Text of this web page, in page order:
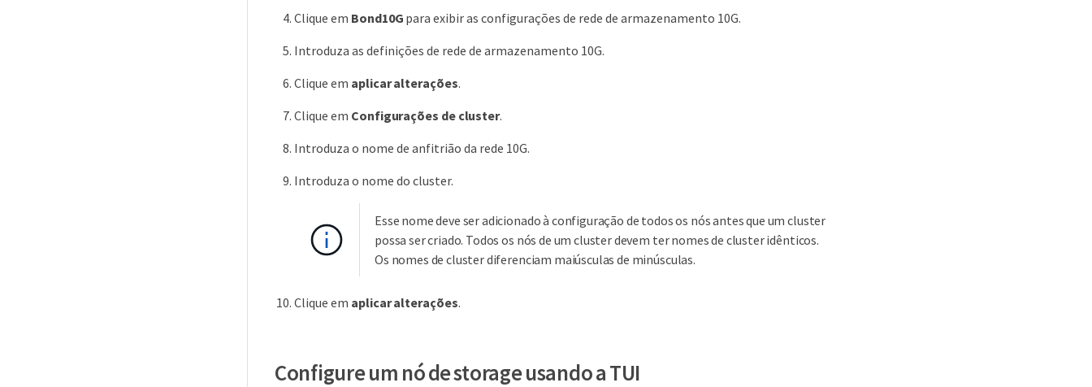
Clique em Bond10G para exibir as configurações de rede de armazenamento 10G.
Introduza as definições de rede de armazenamento 10G.
Clique em aplicar alterações.
Clique em Configurações de cluster.
Introduza o nome de anfitrião da rede 10G.
Introduza o nome do cluster.
Esse nome deve ser adicionado à configuração de todos os nós antes que um cluster
possa ser criado. Todos os nós de um cluster devem ter nomes de cluster idênticos.
Os nomes de cluster diferenciam maiúsculas de minúsculas.
Clique em aplicar alterações.
Configure um nó de storage usando a TUI